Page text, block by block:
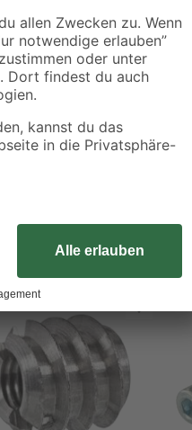
Gummipuffer in Größe M8
von Schwingungen,
besteht aus robustem Stahl
wird bevorzugt im
Er ist Teil des